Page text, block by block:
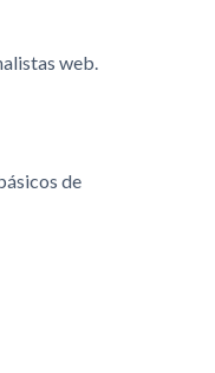
web.
de